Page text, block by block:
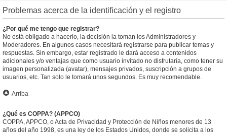
Problemas acerca de la identificación y el registro
¿Por qué me tengo que registrar?
No está obligado a hacerlo, la decisión la toman los Administradores y
Moderadores. En algunos casos necesitará registrarse para publicar temas y
respuestas. Sin embargo, estar registrado le dará acceso a contenidos
adicionales y/o ventajas que como usuario invitado no disfrutaría, como tener su
imagen personalizada (avatar), mensajes privados, suscripción a grupos de
usuarios, etc. Tan solo le tomará unos segundos. Es muy recomendable.
Arriba
¿Qué es COPPA? (APPCO)
COPPA, APPCO, o Acta de Privacidad y Protección de Niños menores de 13
años del año 1998, es una ley de los Estados Unidos, donde se solicita a los